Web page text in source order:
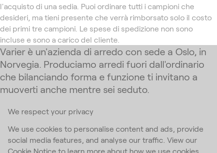
We respect your privacy
We use cookies to personalise content and ads, provide
social media features, and analyse our traffic. View our
Cookie Notice to learn more about how we use cookies
l'acquisto di una sedia. Puoi ordinare tutti i campioni che
desideri, ma tieni presente che verrà rimborsato solo il costo
dei primi tre campioni. Le spese di spedizione non sono
incluse e sono a carico del cliente.
Varier è un'azienda di arredo con sede a Oslo, in
Norvegia. Produciamo arredi fuori dall'ordinario
che bilanciando forma e funzione ti invitano a
muoverti anche mentre sei seduto.
Iscriviti alla nostra Newsletter
Email Address *